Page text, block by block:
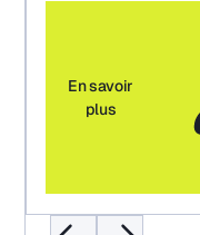
En savoir
plus